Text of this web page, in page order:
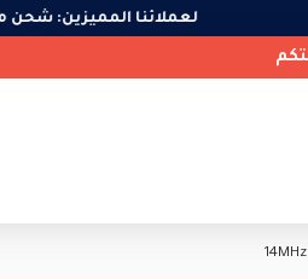
لعملائنا المميزين: شحن